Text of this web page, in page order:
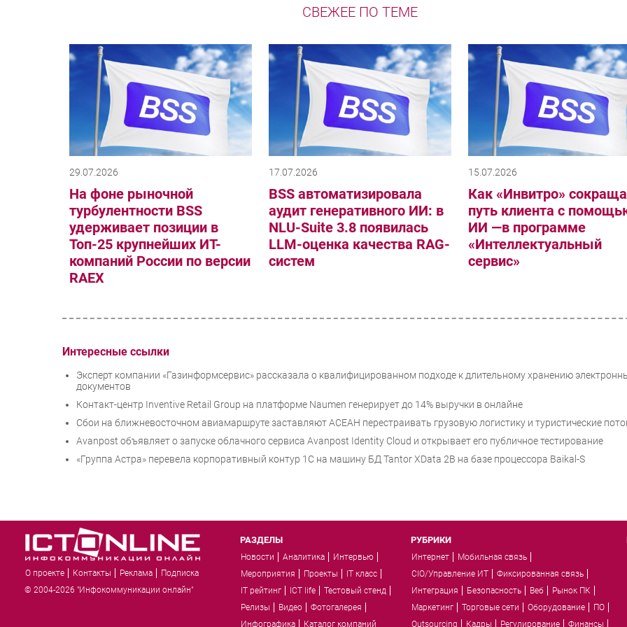
СВЕЖЕЕ ПО ТЕМЕ
29.07.2026
На фоне рыночной
турбулентности BSS
удерживает позиции в
Топ-25 крупнейших ИТ-
компаний России по версии
RAEX
17.07.2026
BSS автоматизировала
аудит генеративного ИИ: в
NLU-Suite 3.8 появилась
LLM-оценка качества RAG-
систем
15.07.2026
Как «Инвитро»
путь клиента с
ИИ —в программе
«Интеллектуальный
сервис»
Интересные ссылки
Эксперт компании «Газинформсервис» рассказала о квалифицированном подходе к длительному хранению
документов
Контакт-центр Inventive Retail Group на платформе Naumen генерирует до 14% выручки в онлайне
Сбои на ближневосточном авиамаршруте заставляют АСЕАН перестраивать грузовую логистику и туристические
Avanpost объявляет о запуске облачного сервиса Avanpost Identity Cloud и открывает его публичное тестирование
«Группа Астра» перевела корпоративный контур 1С на машину БД Tantor XData 2B на базе процессора Baikal-S
О проекте Контакты Реклама
Подписка
© 2004-2026 "Инфокоммуникации онлайн"
РАЗДЕЛЫ
Новости Аналитика
Интервью
Мероприятия
Проекты
IT класс
IT рейтинг
ICT life
Тестовый стенд
Релизы
Видео
Фотогалерея
Инфографика
Каталог компаний
РУБРИКИ
Интернет
Мобильная связь
CIO/Управление ИТ
Фиксированная связь
Интеграция
Безопасность Веб
Рынок ПК
Маркетинг
Торговые сети Оборудование
ПО
Outsourcing
Кадры Регулирование Финансы